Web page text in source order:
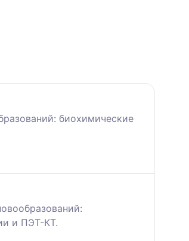
биохимические
и ПЭТ-КТ.